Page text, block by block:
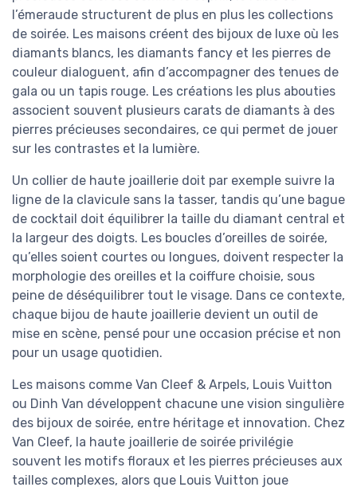
l’émeraude structurent de plus en plus les collections
de soirée. Les maisons créent des bijoux de luxe où les
diamants blancs, les diamants fancy et les pierres de
couleur dialoguent, afin d’accompagner des tenues de
gala ou un tapis rouge. Les créations les plus abouties
associent souvent plusieurs carats de diamants à des
pierres précieuses secondaires, ce qui permet de jouer
sur les contrastes et la lumière.
Un collier de haute joaillerie doit par exemple suivre la
ligne de la clavicule sans la tasser, tandis qu’une bague
de cocktail doit équilibrer la taille du diamant central et
la largeur des doigts. Les boucles d’oreilles de soirée,
qu’elles soient courtes ou longues, doivent respecter la
morphologie des oreilles et la coiffure choisie, sous
peine de déséquilibrer tout le visage. Dans ce contexte,
chaque bijou de haute joaillerie devient un outil de
mise en scène, pensé pour une occasion précise et non
pour un usage quotidien.
Les maisons comme Van Cleef & Arpels, Louis Vuitton
ou Dinh Van développent chacune une vision singulière
des bijoux de soirée, entre héritage et innovation. Chez
Van Cleef, la haute joaillerie de soirée privilégie
souvent les motifs floraux et les pierres précieuses aux
tailles complexes, alors que Louis Vuitton joue